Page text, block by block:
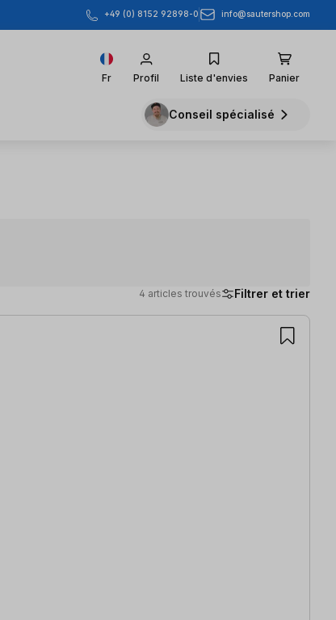
+49 (0) 8152 92898-0 info@sautershop.com
Fr Profil Liste d'envies Panier
Conseil spécialisé
4 articles trouvés Filtrer et trier